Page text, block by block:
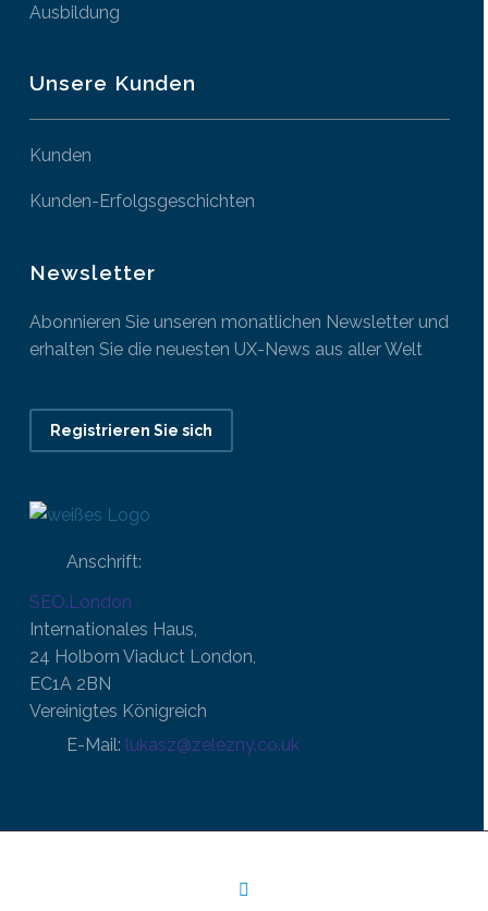
Ausbildung
Unsere Kunden
Kunden
Kunden-Erfolgsgeschichten
Newsletter
Abonnieren Sie unseren monatlichen Newsletter und
erhalten Sie die neuesten UX-News aus aller Welt
Registrieren Sie sich
Anschrift:
SEO.London
Internationales Haus,
24 Holborn Viaduct London,
EC1A 2BN
Vereinigtes Königreich
E-Mail: lukasz@zelezny.co.uk